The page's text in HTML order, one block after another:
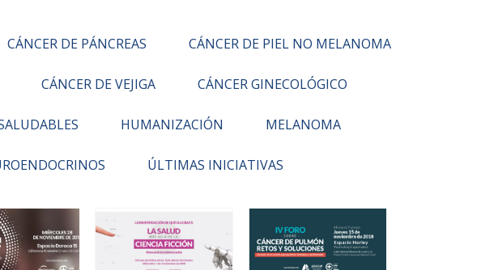
CÁNCER DE PÁNCREAS CÁNCER DE PIEL NO MELANOMA
CÁNCER DE VEJIGA CÁNCER GINECOLÓGICO
HUMANIZACIÓN MELANOMA
ÚLTIMAS INICIATIVAS